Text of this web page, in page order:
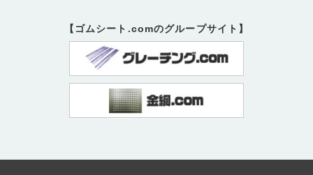
【ゴムシート.comのグループサイト】